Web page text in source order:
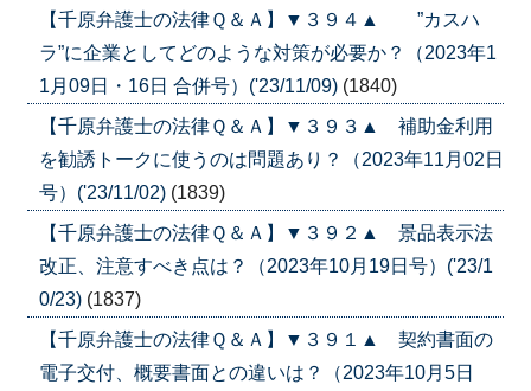
【千原弁護士の法律Ｑ＆Ａ】▼３９４▲ ”カスハ
ラ”に企業としてどのような対策が必要か？（2023年1
1月09日・16日 合併号）('23/11/09) (1840)
【千原弁護士の法律Ｑ＆Ａ】▼３９３▲ 補助金利用
を勧誘トークに使うのは問題あり？（2023年11月02日
号）('23/11/02) (1839)
【千原弁護士の法律Ｑ＆Ａ】▼３９２▲ 景品表示法
改正、注意すべき点は？（2023年10月19日号）('23/1
0/23) (1837)
【千原弁護士の法律Ｑ＆Ａ】▼３９１▲ 契約書面の
電子交付、概要書面との違いは？（2023年10月5日